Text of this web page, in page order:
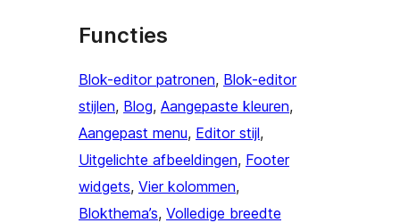
Functies
Blok-editor patronen, Blok-editor
stijlen, Blog, Aangepaste kleuren
Aangepast menu, Editor stijl
Uitgelichte afbeeldingen, Footer
widgets, Vier kolommen
Blokthema’s, Volledige breedte